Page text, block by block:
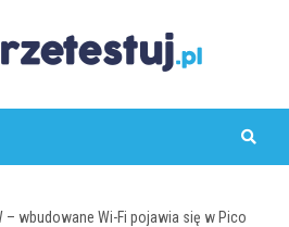
– wbudowane Wi-Fi pojawia się w Pico